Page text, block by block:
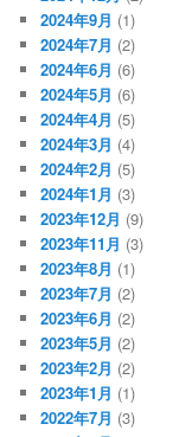
2024年9月 (1)
2024年7月 (2)
2024年6月 (6)
2024年5月 (6)
2024年4月 (5)
2024年3月 (4)
2024年2月 (5)
2024年1月 (3)
2023年12月 (9)
2023年11月 (3)
2023年8月 (1)
2023年7月 (2)
2023年6月 (2)
2023年5月 (2)
2023年2月 (2)
2023年1月 (1)
2022年7月 (3)